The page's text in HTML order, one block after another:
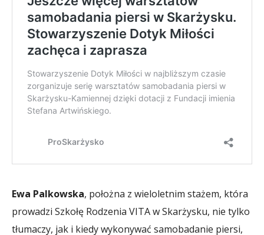
Ewa Palkowska, położna z wieloletnim stażem, która
prowadzi Szkołę Rodzenia VITA w Skarżysku, nie tylko
tłumaczy, jak i kiedy wykonywać samobadanie piersi,